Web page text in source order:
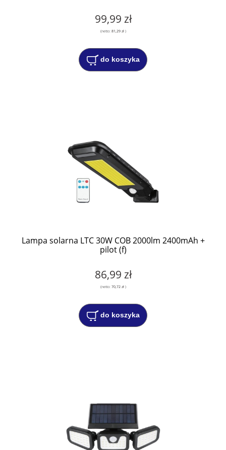
99,99 zł
(netto: 81,29 zł)
do koszyka
Lampa solarna LTC 30W COB 2000lm 2400mAh +
pilot (f)
86,99 zł
(netto: 70,72 zł)
do koszyka